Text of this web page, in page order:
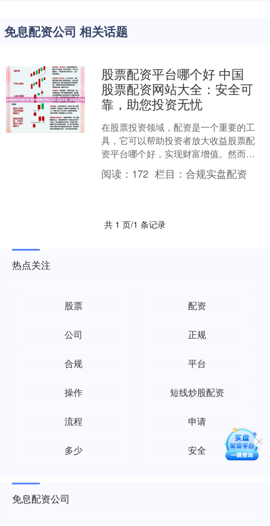
免息配资公司 相关话题
股票配资平台哪个好 中国
股票配资网站大全：安全可
靠，助您投资无忧
在股票投资领域，配资是一个重要的工
具，它可以帮助投资者放大收益股票配
资平台哪个好，实现财富增值。然而，
选择一家安全可靠的配资网站至关重
要，以确保资金安全和投资顺....
阅读： 172 栏目：合规实盘配资
共 1 页/1 条记录
热点关注
股票 配资
公司 正规
合规 平台
操作 短线炒股配资
流程 申请
多少 安全
免息配资公司